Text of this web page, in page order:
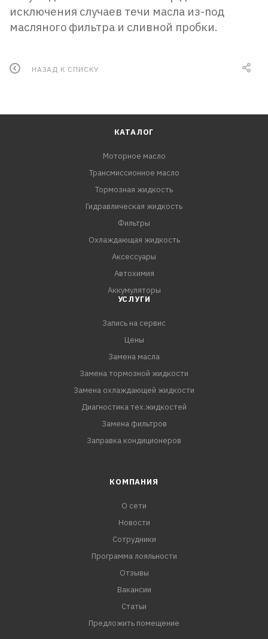
исключения случаев течи масла из-под
масляного фильтра и сливной пробки.
НАЗАД К СПИСКУ
КАТАЛОГ
Моторное масло
Трансмиссионное масло
Тормозная жидкость
Гидравлическая жидкость
Фильтры
Охлаждающая жидкость
Аксессуары
Автохимия
Аккумуляторы
УСЛУГИ
Запись на сервис
Цены
Замена масла
Замена тормозной жидкости
Замена охлаждающей жидкости
Диагностика тех.жидкостей
Замена фильтров
Заправка кондиционеров
КОМПАНИЯ
О сети
Новости
Сотрудники
Программа лояльности
Отзывы
Вакансии
Статьи
Предложить помещение